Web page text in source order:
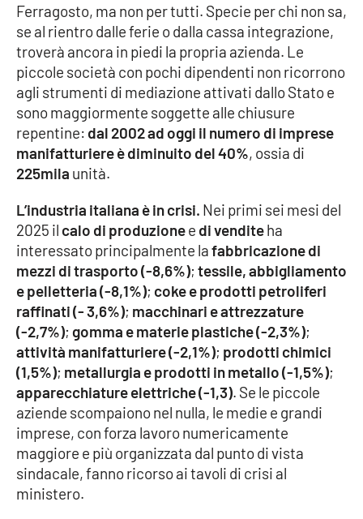
VIDEO
Ambiente
Cronaca
Cultura
Politica
Sanità
Società
Sport
RUBRICHE
Good Morning Vietnam
Parchi Marini Calabria
Ferragosto, ma non per tutti. Specie per chi non sa,
se al rientro dalle ferie o dalla cassa integrazione,
troverà ancora in piedi la propria azienda. Le
piccole società con pochi dipendenti non ricorrono
agli strumenti di mediazione attivati dallo Stato e
sono maggiormente soggette alle chiusure
repentine: dal 2002 ad oggi il numero di imprese
manifatturiere è diminuito del 40%, ossia di
225mila unità.
L’industria italiana è in crisi. Nei primi sei mesi del
2025 il calo di produzionee di venditeha
interessato principalmente lafabbricazione di
mezzi di trasporto (-8,6%); tessile, abbigliamento
e pelletteria (-8,1%); coke e prodotti petroliferi
raffinati (- 3,6%); macchinari e attrezzature
(-2,7%); gomma e materie plastiche (-2,3%);
attività manifatturiere (-2,1%); prodotti chimici
(1,5%); metallurgia e prodotti in metallo (-1,5%);
apparecchiature elettriche (-1,3). Se le piccole
aziende scompaiono nel nulla, le medie e grandi
imprese, con forza lavoro numericamente
maggiore e più organizzata dal punto di vista
sindacale, fanno ricorso ai tavoli di crisi al
ministero.